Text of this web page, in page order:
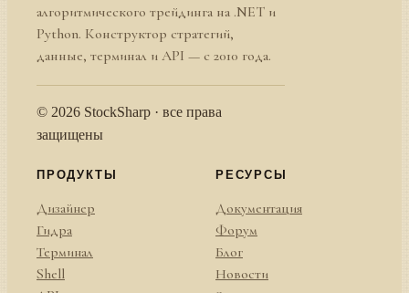
алгоритмического трейдинга на .NET и
Python. Конструктор стратегий,
данные, терминал и API — с 2010 года.
© 2026 StockSharp · все права
защищены
ПРОДУКТЫ
Дизайнер
Гидра
Терминал
Shell
РЕСУРСЫ
Документация
Форум
Блог
Новости